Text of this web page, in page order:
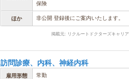
保険
ほか 非公開 登録後にご案内いたします。
掲載元: リクルートドクターズキャリア
訪問診療、内科、神経内科
雇用形態 常勤